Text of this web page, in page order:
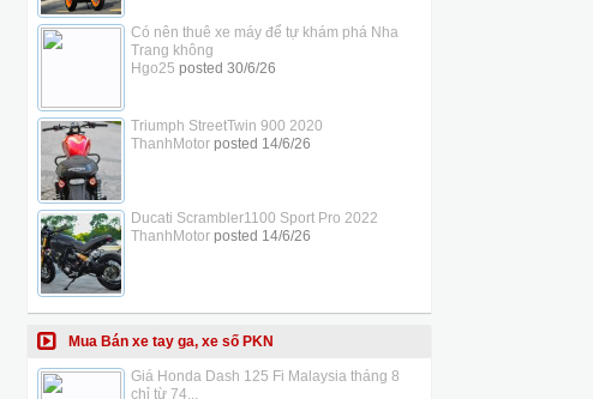
Có nên thuê xe máy để tự khám phá Nha
Trang không
Hgo25 posted 30/6/26
Triumph StreetTwin 900 2020
ThanhMotorposted 14/6/26
Ducati Scrambler1100 Sport Pro 2022
ThanhMotorposted 14/6/26
Mua Bán xe tay ga, xe số PKN
Giá Honda Dash 125 Fi Malaysia tháng 8
chỉ từ 74...